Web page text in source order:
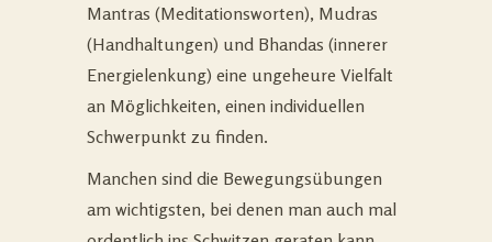
Mantras (Meditationsworten), Mudras
(Handhaltungen) und Bhandas (innerer
Energielenkung) eine ungeheure Vielfalt
an Möglichkeiten, einen individuellen
Schwerpunkt zu finden.
Manchen sind die Bewegungsübungen
am wichtigsten, bei denen man auch mal